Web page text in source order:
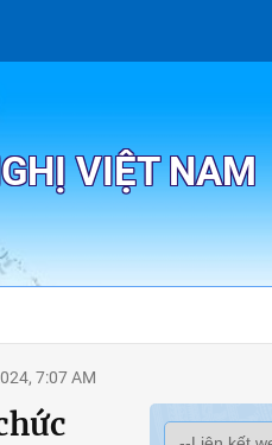
VIỆT NAM
7:07 AM